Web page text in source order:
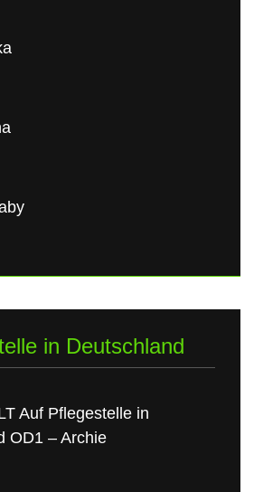
in Deutschland
Auf Pflegestelle in
OD1 – Archie